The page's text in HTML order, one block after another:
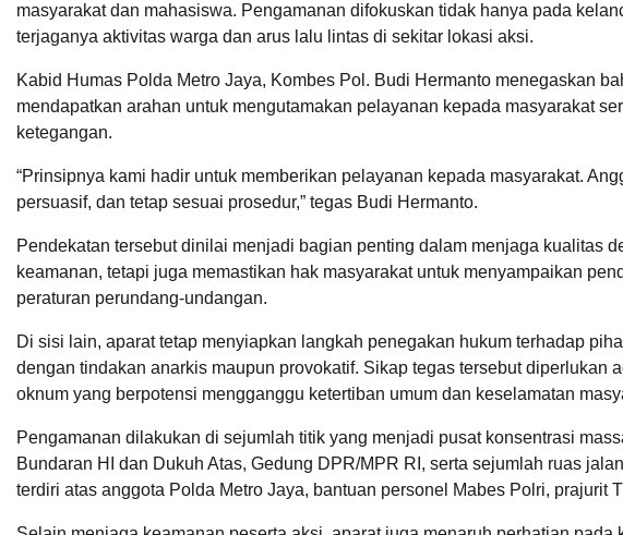
masyarakat dan mahasiswa. Pengamanan difokuskan tidak hanya pada
terjaganya aktivitas warga dan arus lalu lintas di sekitar lokasi aksi.
Kabid Humas Polda Metro Jaya, Kombes Pol. Budi Hermanto menegaskan
mendapatkan arahan untuk mengutamakan pelayanan kepada masyarakat
ketegangan.
“Prinsipnya kami hadir untuk memberikan pelayanan kepada masyarakat.
persuasif, dan tetap sesuai prosedur,” tegas Budi Hermanto.
Pendekatan tersebut dinilai menjadi bagian penting dalam menjaga kualitas
keamanan, tetapi juga memastikan hak masyarakat untuk menyampaikan
peraturan perundang-undangan.
Di sisi lain, aparat tetap menyiapkan langkah penegakan hukum terhadap
dengan tindakan anarkis maupun provokatif. Sikap tegas tersebut diperlukan
oknum yang berpotensi mengganggu ketertiban umum dan keselamatan
Pengamanan dilakukan di sejumlah titik yang menjadi pusat konsentrasi
Bundaran HI dan Dukuh Atas, Gedung DPR/MPR RI, serta sejumlah ruas
terdiri atas anggota Polda Metro Jaya, bantuan personel Mabes Polri, prajurit